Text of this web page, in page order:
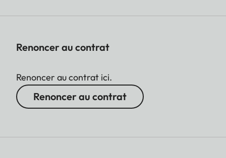
Renoncer au contrat
Renoncer au contrat ici.
Renoncer au contrat